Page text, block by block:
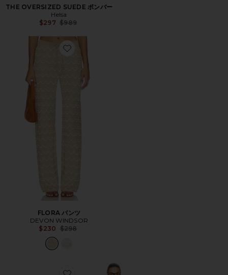
THE OVERSIZED SUEDE ボンバー
Helsa
$297 Previous price:
$989
Favorite FLORA パンツ
FLORA パンツ
DEVON WINDSOR
$230 Previous price:
$298